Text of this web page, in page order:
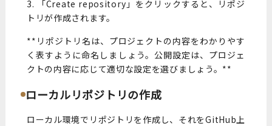
3. 「Create repository」をクリックすると、リポジ
トリが作成されます。
**リポジトリ名は、プロジェクトの内容をわかりやす
く表すように命名しましょう。公開設定は、プロジェ
クトの内容に応じて適切な設定を選びましょう。**
ローカルリポジトリの作成
ローカル環境でリポジトリを作成し、それをGitHub上